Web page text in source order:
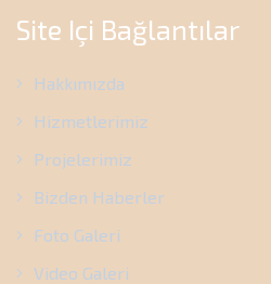
Site Içi Bağlantılar
Hakkımızda
Hizmetlerimiz
Projelerimiz
Bizden Haberler
Foto Galeri
Video Galeri